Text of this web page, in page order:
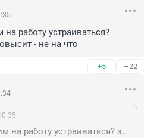
работу устраиваться?
- не на что
+5 –22
а кто мешал русским на работу устраиваться? зарплату никто не повысит - не на что